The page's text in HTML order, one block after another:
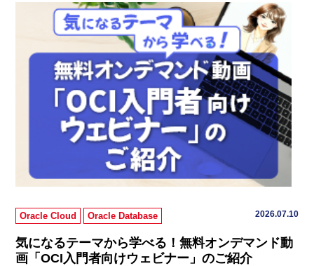
Oracle Cloud Oracle Database 2026.07.10
気になるテーマから学べる！無料オンデマンド動
画「OCI入門者向けウェビナー」のご紹介